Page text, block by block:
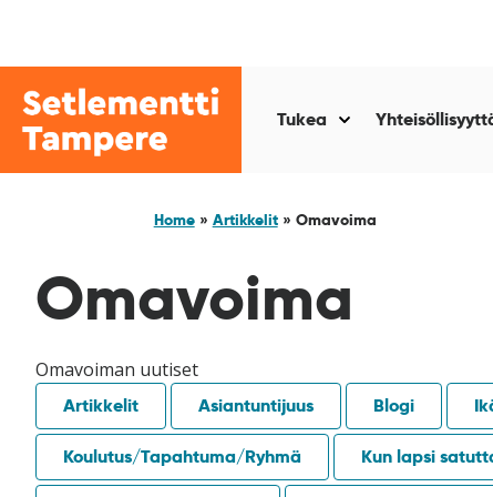
Tampere
Tukea
Näytä
“Tukea
Home» Artikkelit» Omavoima
Omavoima
Omavoiman uutiset
Artikkelit Asiantuntijuus Blogi
Koulutus/Tapahtuma/Ryhmä Kun lapsi